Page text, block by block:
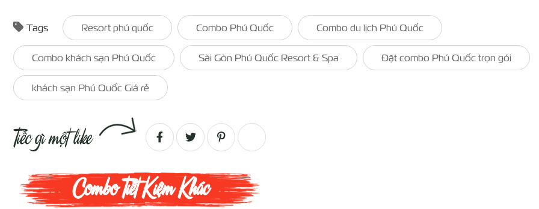
Tags Resort phú quốc Combo Phú Quốc Combo du lịch Phú Quốc
Combo khách sạn Phú Quốc Sài Gòn Phú Quốc Resort & Spa Đặt combo Phú Quốc trọn gói
khách sạn Phú Quốc Giá rẻ
Combo Tiết Kiệm Khác